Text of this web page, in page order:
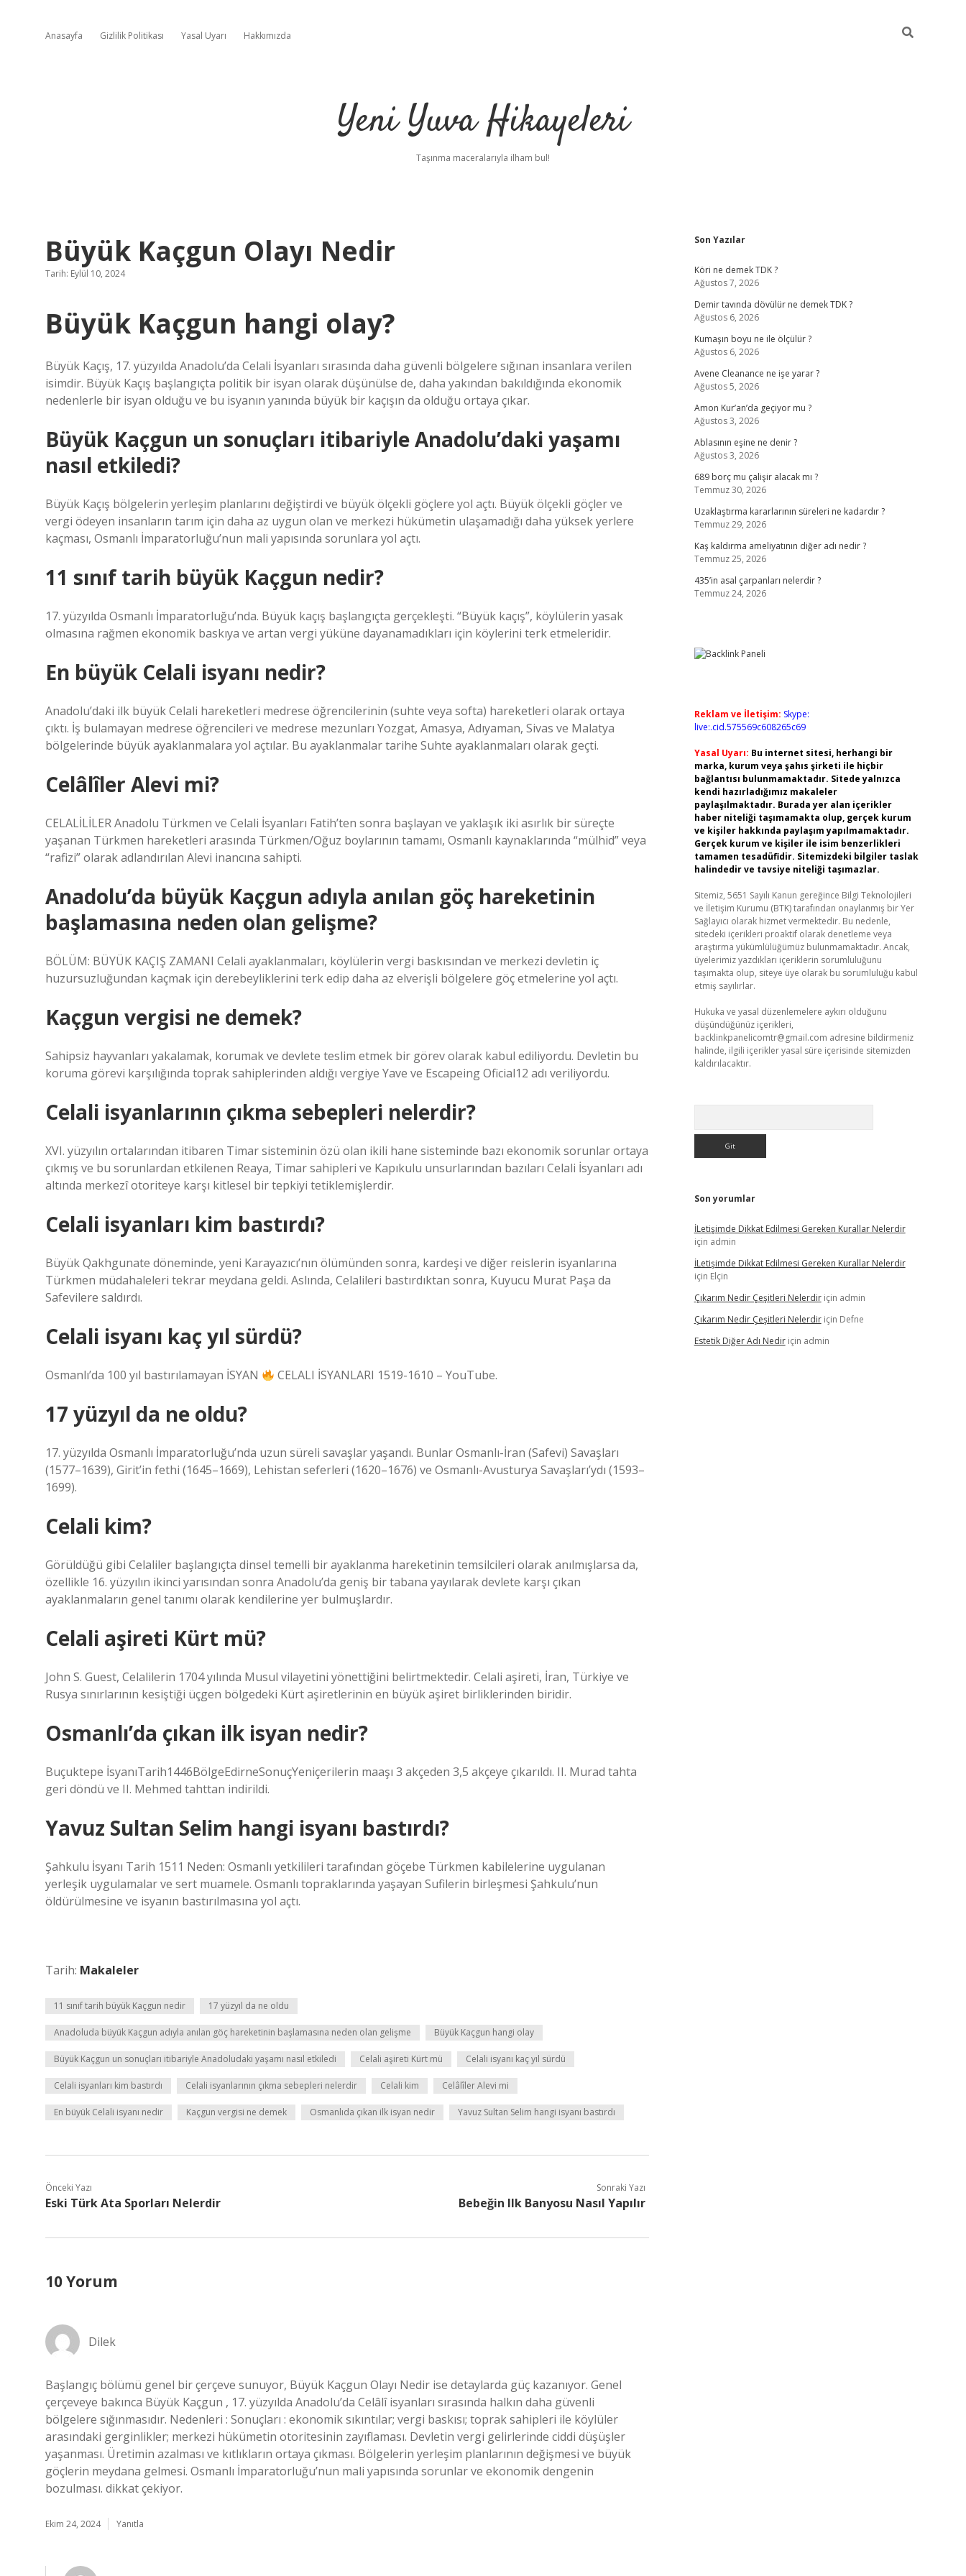
Anasayfa Gizlilik Politikası Yasal Uyarı Hakkımızda
Yeni Yuva Hikayeleri
Taşınma maceralarıyla ilham bul!
Büyük Kaçgun Olayı Nedir
Tarih: Eylül 10, 2024
Büyük Kaçgun hangi olay?
Büyük Kaçış, 17. yüzyılda Anadolu’da Celali İsyanları sırasında daha güvenli bölgelere sığınan insanlara verilen
isimdir. Büyük Kaçış başlangıçta politik bir isyan olarak düşünülse de, daha yakından bakıldığında ekonomik
nedenlerle bir isyan olduğu ve bu isyanın yanında büyük bir kaçışın da olduğu ortaya çıkar.
Büyük Kaçgun un sonuçları itibariyle Anadolu’daki yaşamı
nasıl etkiledi?
Büyük Kaçış bölgelerin yerleşim planlarını değiştirdi ve büyük ölçekli göçlere yol açtı. Büyük ölçekli göçler ve
vergi ödeyen insanların tarım için daha az uygun olan ve merkezi hükümetin ulaşamadığı daha yüksek yerlere
kaçması, Osmanlı İmparatorluğu’nun mali yapısında sorunlara yol açtı.
11 sınıf tarih büyük Kaçgun nedir?
17. yüzyılda Osmanlı İmparatorluğu’nda. Büyük kaçış başlangıçta gerçekleşti. “Büyük kaçış”, köylülerin yasak
olmasına rağmen ekonomik baskıya ve artan vergi yüküne dayanamadıkları için köylerini terk etmeleridir.
En büyük Celali isyanı nedir?
Anadolu’daki ilk büyük Celali hareketleri medrese öğrencilerinin (suhte veya softa) hareketleri olarak ortaya
çıktı. İş bulamayan medrese öğrencileri ve medrese mezunları Yozgat, Amasya, Adıyaman, Sivas ve Malatya
bölgelerinde büyük ayaklanmalara yol açtılar. Bu ayaklanmalar tarihe Suhte ayaklanmaları olarak geçti.
Celâlîler Alevi mi?
CELALİLİLER Anadolu Türkmen ve Celali İsyanları Fatih’ten sonra başlayan ve yaklaşık iki asırlık bir süreçte
yaşanan Türkmen hareketleri arasında Türkmen/Oğuz boylarının tamamı, Osmanlı kaynaklarında “mülhid” veya
“rafizi” olarak adlandırılan Alevi inancına sahipti.
Anadolu’da büyük Kaçgun adıyla anılan göç hareketinin
başlamasına neden olan gelişme?
BÖLÜM: BÜYÜK KAÇIŞ ZAMANI Celali ayaklanmaları, köylülerin vergi baskısından ve merkezi devletin iç
huzursuzluğundan kaçmak için derebeyliklerini terk edip daha az elverişli bölgelere göç etmelerine yol açtı.
Kaçgun vergisi ne demek?
Sahipsiz hayvanları yakalamak, korumak ve devlete teslim etmek bir görev olarak kabul ediliyordu. Devletin bu
koruma görevi karşılığında toprak sahiplerinden aldığı vergiye Yave ve Escapeing Oficial12 adı veriliyordu.
Celali isyanlarının çıkma sebepleri nelerdir?
XVI. yüzyılın ortalarından itibaren Timar sisteminin özü olan ikili hane sisteminde bazı ekonomik sorunlar ortaya
çıkmış ve bu sorunlardan etkilenen Reaya, Timar sahipleri ve Kapıkulu unsurlarından bazıları Celali İsyanları adı
altında merkezî otoriteye karşı kitlesel bir tepkiyi tetiklemişlerdir.
Celali isyanları kim bastırdı?
Büyük Qakhgunate döneminde, yeni Karayazıcı’nın ölümünden sonra, kardeşi ve diğer reislerin isyanlarına
Türkmen müdahaleleri tekrar meydana geldi. Aslında, Celalileri bastırdıktan sonra, Kuyucu Murat Paşa da
Safevilere saldırdı.
Celali isyanı kaç yıl sürdü?
Osmanlı’da 100 yıl bastırılamayan İSYAN CELALI İSYANLARI 1519-1610 – YouTube.
17 yüzyıl da ne oldu?
17. yüzyılda Osmanlı İmparatorluğu’nda uzun süreli savaşlar yaşandı. Bunlar Osmanlı-İran (Safevi) Savaşları
(1577–1639), Girit’in fethi (1645–1669), Lehistan seferleri (1620–1676) ve Osmanlı-Avusturya Savaşları’ydı (1593–
1699).
Celali kim?
Görüldüğü gibi Celaliler başlangıçta dinsel temelli bir ayaklanma hareketinin temsilcileri olarak anılmışlarsa da,
özellikle 16. yüzyılın ikinci yarısından sonra Anadolu’da geniş bir tabana yayılarak devlete karşı çıkan
ayaklanmaların genel tanımı olarak kendilerine yer bulmuşlardır.
Celali aşireti Kürt mü?
John S. Guest, Celalilerin 1704 yılında Musul vilayetini yönettiğini belirtmektedir. Celali aşireti, İran, Türkiye ve
Rusya sınırlarının kesiştiği üçgen bölgedeki Kürt aşiretlerinin en büyük aşiret birliklerinden biridir.
Osmanlı’da çıkan ilk isyan nedir?
Buçuktepe İsyanıTarih1446BölgeEdirneSonuçYeniçerilerin maaşı 3 akçeden 3,5 akçeye çıkarıldı. II. Murad tahta
geri döndü ve II. Mehmed tahttan indirildi.
Yavuz Sultan Selim hangi isyanı bastırdı?
Şahkulu İsyanı Tarih 1511 Neden: Osmanlı yetkilileri tarafından göçebe Türkmen kabilelerine uygulanan
yerleşik uygulamalar ve sert muamele. Osmanlı topraklarında yaşayan Sufilerin birleşmesi Şahkulu’nun
öldürülmesine ve isyanın bastırılmasına yol açtı.
Tarih: Makaleler
11 sınıf tarih büyük Kaçgun nedir 17 yüzyıl da ne oldu
Anadoluda büyük Kaçgun adıyla anılan göç hareketinin başlamasına neden olan gelişme Büyük Kaçgun hangi olay
Büyük Kaçgun un sonuçları itibariyle Anadoludaki yaşamı nasıl etkiledi Celali aşireti Kürt mü Celali isyanı kaç yıl sürdü
Celali isyanları kim bastırdı Celali isyanlarının çıkma sebepleri nelerdir Celali kim Celâlîler Alevi mi
En büyük Celali isyanı nedir Kaçgun vergisi ne demek Osmanlıda çıkan ilk isyan nedir Yavuz Sultan Selim hangi isyanı bastırdı
Önceki Yazı
Eski Türk Ata Sporları Nelerdir
Sonraki Yazı
Bebeğin Ilk Banyosu Nasıl Yapılır
10 Yorum
Dilek
Başlangıç bölümü genel bir çerçeve sunuyor, Büyük Kaçgun Olayı Nedir ise detaylarda güç kazanıyor. Genel
çerçeveye bakınca Büyük Kaçgun , 17. yüzyılda Anadolu’da Celâlî isyanları sırasında halkın daha güvenli
bölgelere sığınmasıdır. Nedenleri : Sonuçları : ekonomik sıkıntılar; vergi baskısı; toprak sahipleri ile köylüler
arasındaki gerginlikler; merkezi hükümetin otoritesinin zayıflaması. Devletin vergi gelirlerinde ciddi düşüşler
yaşanması. Üretimin azalması ve kıtlıkların ortaya çıkması. Bölgelerin yerleşim planlarının değişmesi ve büyük
göçlerin meydana gelmesi. Osmanlı İmparatorluğu’nun mali yapısında sorunlar ve ekonomik dengenin
bozulması. dikkat çekiyor.
Ekim 24, 2024 Yanıtla
Sidebar
Son Yazılar
Köri ne demek TDK ?
Ağustos 7, 2026
Demir tavında dövülür ne demek TDK ?
Ağustos 6, 2026
Kumaşın boyu ne ile ölçülür ?
Ağustos 6, 2026
Avene Cleanance ne işe yarar ?
Ağustos 5, 2026
Amon Kur’an’da geçiyor mu ?
Ağustos 3, 2026
Ablasının eşine ne denir ?
Ağustos 3, 2026
689 borç mu çalişir alacak mı ?
Temmuz 30, 2026
Uzaklaştırma kararlarının süreleri ne kadardır ?
Temmuz 29, 2026
Kaş kaldırma ameliyatının diğer adı nedir ?
Temmuz 25, 2026
435’in asal çarpanları nelerdir ?
Temmuz 24, 2026
Reklam ve İletişim: Skype:
live:.cid.575569c608265c69
Yasal Uyarı: Bu internet sitesi, herhangi bir
marka, kurum veya şahıs şirketi ile hiçbir
bağlantısı bulunmamaktadır. Sitede yalnızca
kendi hazırladığımız makaleler
paylaşılmaktadır. Burada yer alan içerikler
haber niteliği taşımamakta olup, gerçek kurum
ve kişiler hakkında paylaşım yapılmamaktadır.
Gerçek kurum ve kişiler ile isim benzerlikleri
tamamen tesadüfidir. Sitemizdeki bilgiler taslak
halindedir ve tavsiye niteliği taşımazlar.
Sitemiz, 5651 Sayılı Kanun gereğince Bilgi Teknolojileri
ve İletişim Kurumu (BTK) tarafından onaylanmış bir Yer
Sağlayıcı olarak hizmet vermektedir. Bu nedenle,
sitedeki içerikleri proaktif olarak denetleme veya
araştırma yükümlülüğümüz bulunmamaktadır. Ancak,
üyelerimiz yazdıkları içeriklerin sorumluluğunu
taşımakta olup, siteye üye olarak bu sorumluluğu kabul
etmiş sayılırlar.
Hukuka ve yasal düzenlemelere aykırı olduğunu
düşündüğünüz içerikleri,
backlinkpanelicomtr@gmail.com adresine bildirmeniz
halinde, ilgili içerikler yasal süre içerisinde sitemizden
kaldırılacaktır.
Son yorumlar
İLetişimde Dikkat Edilmesi Gereken Kurallar Nelerdir
için admin
İLetişimde Dikkat Edilmesi Gereken Kurallar Nelerdir
için Elçin
Çıkarım Nedir Çeşitleri Nelerdiriçin admin
Çıkarım Nedir Çeşitleri Nelerdiriçin Defne
Estetik Diğer Adı Nediriçin admin
Betexper giriş adresi